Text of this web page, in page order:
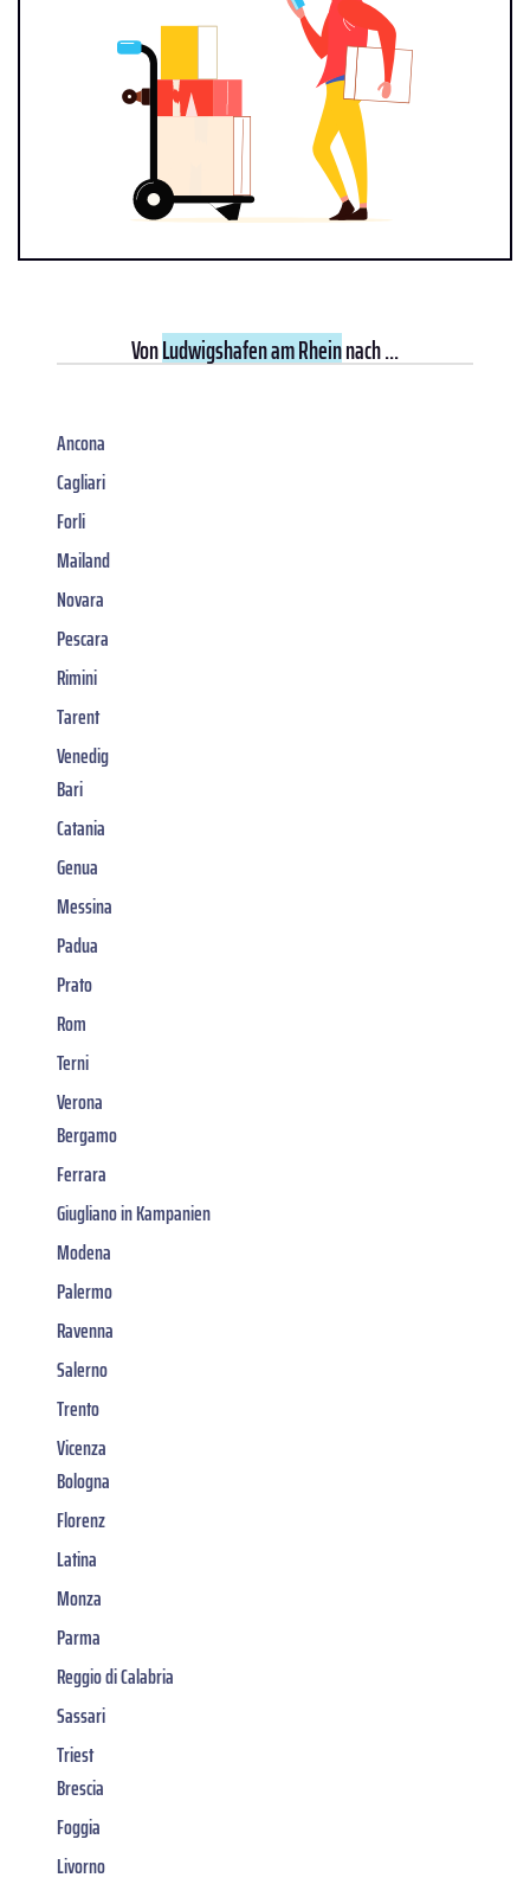
VonLudwigshafen am Rheinnach ...
Ancona
Cagliari
Forli
Mailand
Novara
Pescara
Rimini
Tarent
Venedig
Bari
Catania
Genua
Messina
Padua
Prato
Rom
Terni
Verona
Bergamo
Ferrara
Giugliano in Kampanien
Modena
Palermo
Ravenna
Salerno
Trento
Vicenza
Bologna
Florenz
Latina
Monza
Parma
Reggio di Calabria
Sassari
Triest
Brescia
Foggia
Livorno